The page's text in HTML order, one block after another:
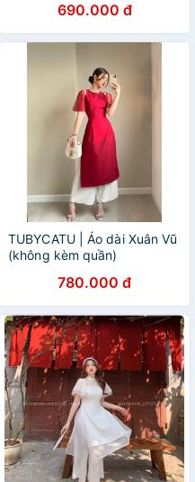
690.000 đ
TUBYCATU | Áo dài Xuân Vũ
(không kèm quần)
780.000 đ